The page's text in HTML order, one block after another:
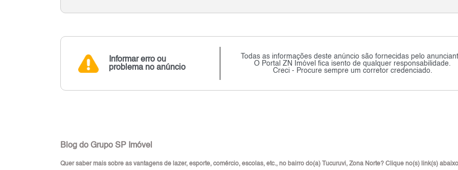
Informar erro ou
problema no anúncio
Todas as informações deste anúncio são fornecidas pelo
O Portal ZN Imóvel fica isento de qualquer responsabilidade.
Creci - Procure sempre um corretor credenciado.
Blog do Grupo SP Imóvel
Quer saber mais sobre as vantagens de lazer, esporte, comércio, escolas, etc., no bairro do(a) Tucuruvi, Zona Norte? Clique no(s) link(s)